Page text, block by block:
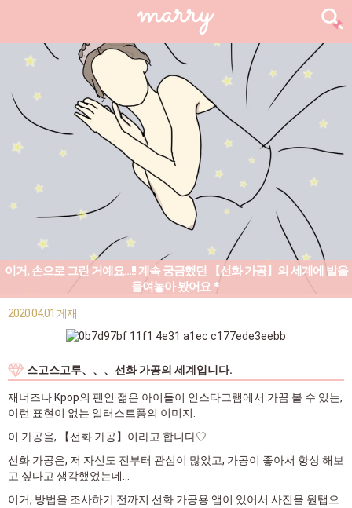
이거, 손으로 그린 거예요...!! 계속 궁금했던 【선화 가공】의 세계에 발을
들여놓아 봤어요＊
2020.04.01 게재
스고스고루、、、선화 가공의 세계입니다.
재너즈나 Kpop의 팬인 젊은 아이들이 인스타그램에서 가끔 볼 수 있는,
이런 표현이 없는 일러스트풍의 이미지.
이 가공을, 【선화 가공】이라고 합니다♡
선화 가공은, 저 자신도 전부터 관심이 많았고, 가공이 좋아서 항상 해보
고 싶다고 생각했었는데...
이거, 방법을 조사하기 전까지 선화 가공용 앱이 있어서 사진을 원탭으